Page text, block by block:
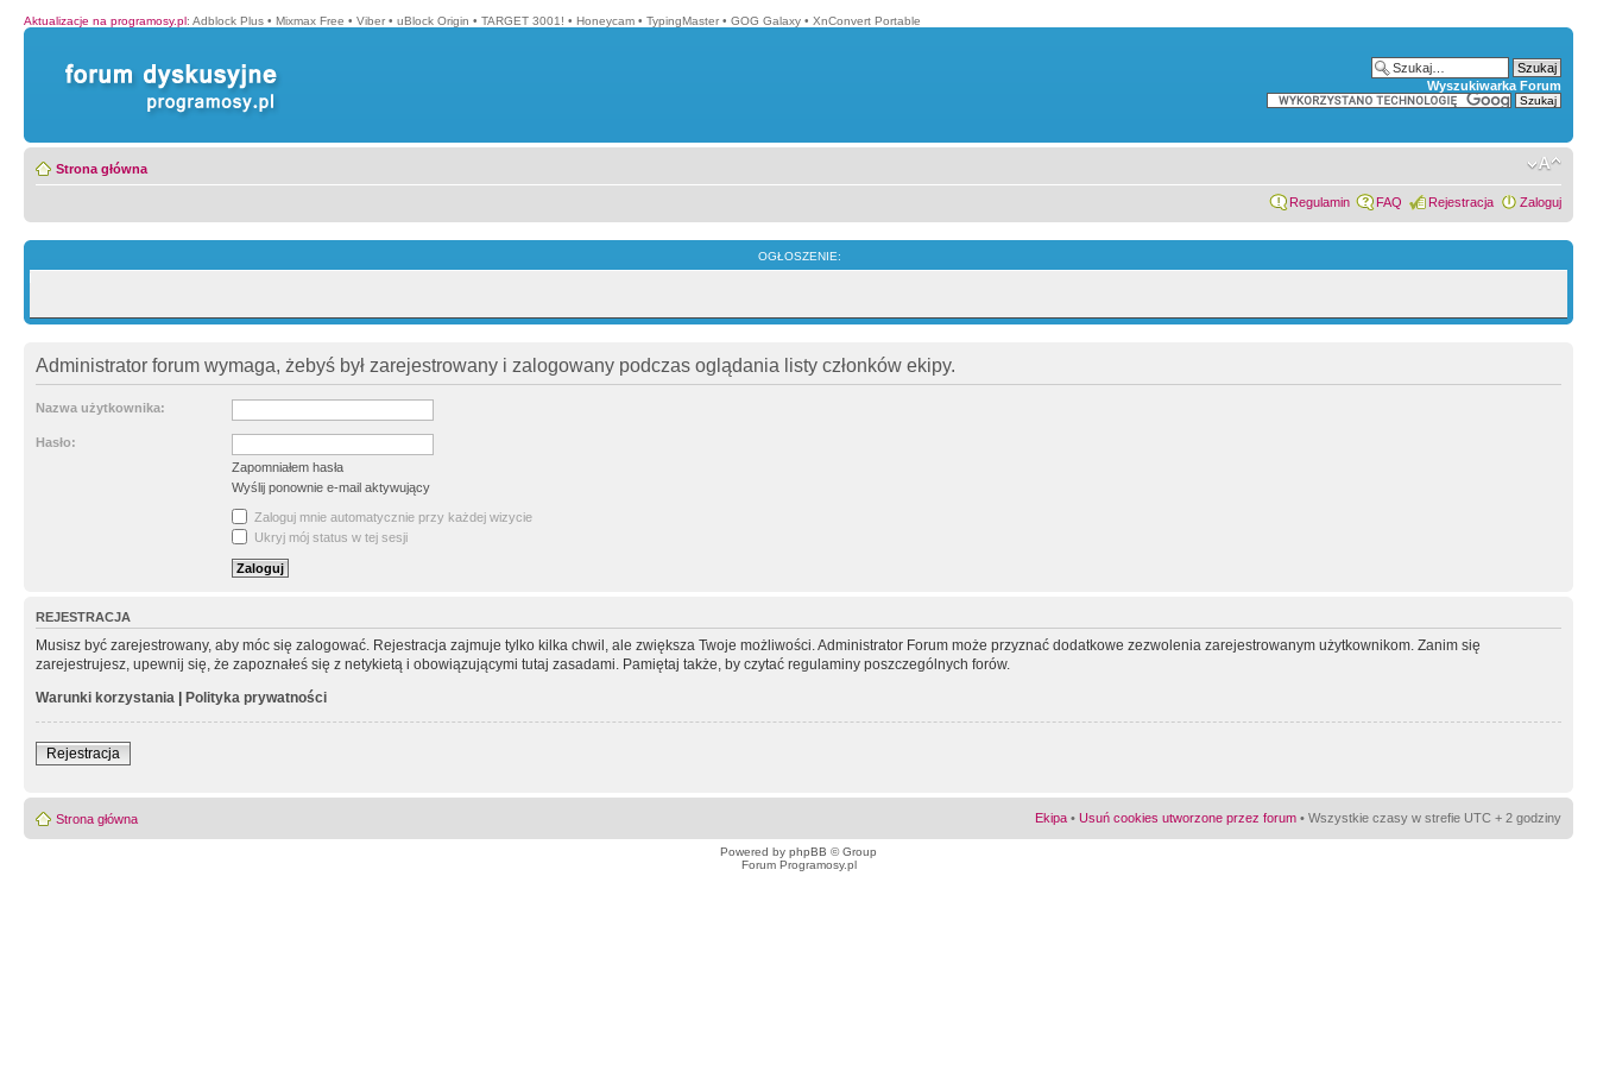
Aktualizacje na programosy.pl: Adblock Plus • Mixmax Free • Viber • uBlock Origin • TARGET 3001! • Honeycam • TypingMaster • GOG Galaxy • XnConvert Portable
Wyszukiwarka Forum
Strona główna
Regulamin FAQ Rejestracja Zaloguj
OGŁOSZENIE:
Administrator forum wymaga, żebyś był zarejestrowany i zalogowany podczas oglądania listy członków ekipy.
Nazwa użytkownika:
Hasło:
Zapomniałem hasła
Wyślij ponownie e-mail aktywujący
Zaloguj mnie automatycznie przy każdej wizycie
Ukryj mój status w tej sesji
REJESTRACJA
Musisz być zarejestrowany, aby móc się zalogować. Rejestracja zajmuje tylko kilka chwil, ale zwiększa Twoje możliwości. Administrator Forum może przyznać dodatkowe zezwolenia zarejestrowanym użytkownikom. Zanim się
zarejestrujesz, upewnij się, że zapoznałeś się z netykietą i obowiązującymi tutaj zasadami. Pamiętaj także, by czytać regulaminy poszczególnych forów.
Warunki korzystania | Polityka prywatności
Rejestracja
Strona główna Ekipa • Usuń cookies utworzone przez forum • Wszystkie czasy w strefie UTC + 2 godziny
Powered by phpBB © Group
Forum Programosy.pl